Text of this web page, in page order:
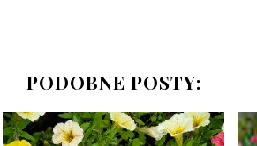
PODOBNE POSTY: